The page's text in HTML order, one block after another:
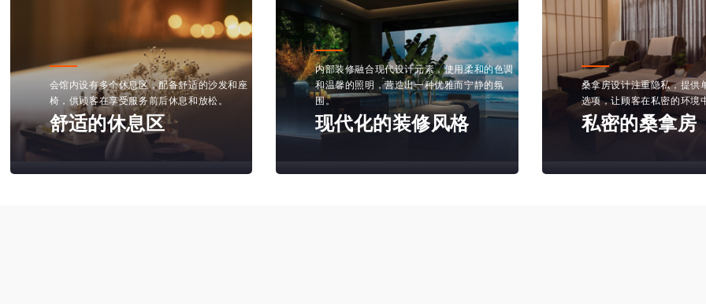
内部装修融合现代设计元素，使用柔和的色调
和温馨的照明，营造出一种优雅而宁静的氛
围。
现代化的装修风格
桑拿房设计注重隐私，提供单人或多人使用的
选项，让顾客在私密的环境中享受桑拿体验。
私密的桑拿房
水疗区配备了先进的水疗设
水疗池和淋浴设施，提供多
专业的水疗设